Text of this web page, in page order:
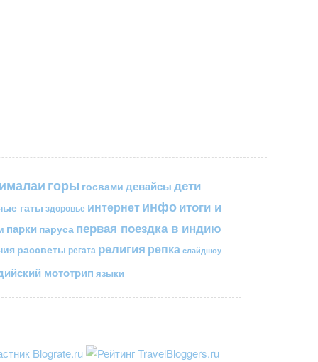
горы госвами девайсы дети
гаты здоровье интернетинфоитоги и
парки паруса первая поездка в индию
рассветы регата религия репка слайдшоу
мототрип языки